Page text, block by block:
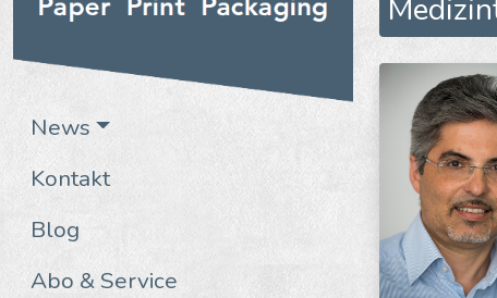
News
Kontakt
Blog
Abo & Service